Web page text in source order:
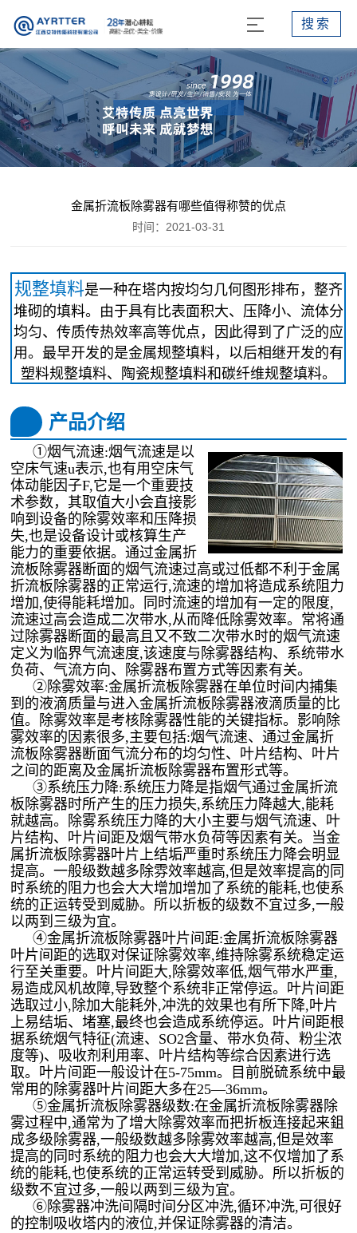
搜索
金属折流板除雾器有哪些值得称赞的优点
时间：2021-03-31
规整填料是一种在塔内按均匀几何图形排布，整齐
堆砌的填料。由于具有比表面积大、压降小、流体分
均匀、传质传热效率高等优点，因此得到了广泛的应
用。最早开发的是金属规整填料，以后相继开发的有
塑料规整填料、陶瓷规整填料和碳纤维规整填料。
产品介绍
①烟气流速:烟气流速是以
空床气速u表示,也有用空床气
体动能因子F,它是一个重要技
术参数，其取值大小会直接影
响到设备的除雾效率和压降损
失,也是设备设计或核算生产
能力的重要依据。通过金属折
流板除雾器断面的烟气流速过高或过低都不利于金属
折流板除雾器的正常运行,流速的增加将造成系统阻力
增加,使得能耗增加。同时流速的增加有一定的限度,
流速过高会造成二次带水,从而降低除雾效率。常将通
过除雾器断面的最高且又不致二次带水时的烟气流速
定义为临界气流速度,该速度与除雾器结构、系统带水
负荷、气流方向、除雾器布置方式等因素有关。
②除雾效率:金属折流板除雾器在单位时间内捕集
到的液滴质量与进入金属折流板除雾器液滴质量的比
值。除雾效率是考核除雾器性能的关键指标。影响除
雾效率的因素很多,主要包括:烟气流速、通过金属折
流板除雾器断面气流分布的均匀性、叶片结构、叶片
之间的距离及金属折流板除雾器布置形式等。
③系统压力降:系统压力降是指烟气通过金属折流
板除雾器时所产生的压力损失,系统压力降越大,能耗
就越高。除雾系统压力降的大小主要与烟气流速、叶
片结构、叶片间距及烟气带水负荷等因素有关。当金
属折流板除雾器叶片上结垢严重时系统压力降会明显
提高。一般级数越多除雰效率越高,但是效率提高的同
时系统的阻力也会大大增加增加了系统的能耗,也使系
统的正运转受到威胁。所以折板的级数不宜过多,一般
以两到三级为宜。
④金属折流板除雾器叶片间距:金属折流板除雾器
叶片间距的选取对保证除雾效率,维持除雾系统稳定运
行至关重要。叶片间距大,除雾效率低,烟气带水严重,
易造成风机故障,导致整个系统非正常停运。叶片间距
选取过小,除加大能耗外,冲洗的效果也有所下降,叶片
上易结垢、堵塞,最终也会造成系统停运。叶片间距根
据系统烟气特征(流速、SO2含量、带水负荷、粉尘浓
度等)、吸收剂利用率、叶片结构等综合因素进行选
取。叶片间距一般设计在5-75mm。目前脱硫系统中最
常用的除雾器叶片间距大多在25—36mm。
⑤金属折流板除雾器级数:在金属折流板除雾器除
雾过程中,通常为了增大除雾效率而把折板连接起来鉏
成多级除雾器,一般级数越多除雾效率越高,但是效率
提高的同时系统的阻力也会大大增加,这不仅增加了系
统的能耗,也使系统的正常运转受到威胁。所以折板的
级数不宜过多,一般以两到三级为宜。
⑥除雾器冲洗间隔时间分区冲洗,循环冲洗,可很好
的控制吸收塔内的液位,并保证除雾器的清洁。